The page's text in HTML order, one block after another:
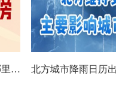
数据看今年7月哪里热到破纪录 哪里暑热连轴转